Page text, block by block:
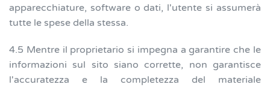
apparecchiature, software o dati, l'utente si assumerà
tutte le spese della stessa.
4.5 Mentre il proprietario si impegna a garantire che le
informazioni sul sito siano corrette, non garantisce
l'accuratezza e la completezza del materiale